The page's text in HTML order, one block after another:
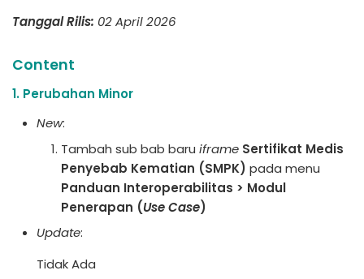
Tanggal Rilis: 02 April 2026
Content
1. Perubahan Minor
New:
Tambah sub bab baru iframe Sertifikat Medis
Penyebab Kematian (SMPK) pada menu
Panduan Interoperabilitas > Modul
Penerapan (Use Case)
Update:
Tidak Ada